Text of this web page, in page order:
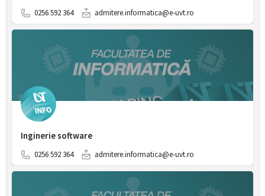
0256 592 364 admitere.informatica@e-uvt.ro
Inginerie software
0256 592 364 admitere.informatica@e-uvt.ro